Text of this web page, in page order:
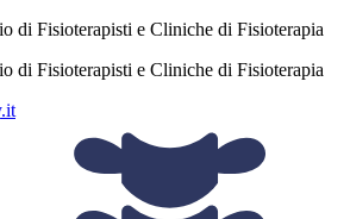
Fisioterapisti e Cliniche di Fisioterapia
Fisioterapisti e Cliniche di Fisioterapia